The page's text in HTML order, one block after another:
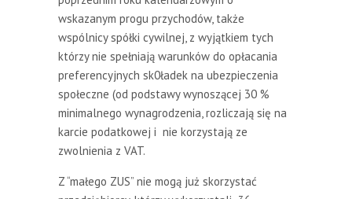
wskazanym progu przychodów, także
wspólnicy spółki cywilnej, z wyjątkiem tych
którzy nie spełniają warunków do opłacania
preferencyjnych sk0ładek na ubezpieczenia
społeczne (od podstawy wynoszącej 30 %
minimalnego wynagrodzenia, rozliczają się na
karcie podatkowej i nie korzystają ze
zwolnienia z VAT.
Z “małego ZUS” nie mogą już skorzystać